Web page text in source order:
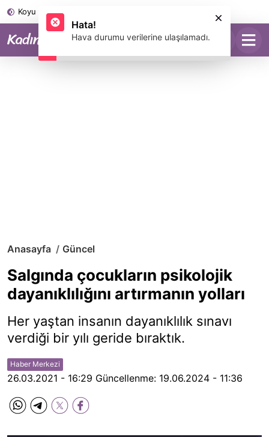
Koyu Mod
Anasayfa Güncel
Salgında çocukların psikolojik
dayanıklılığını artırmanın yolları
Her yaştan insanın dayanıklılık sınavı
verdiği bir yılı geride bıraktık.
Haber Merkezi
26.03.2021 - 16:29 Güncellenme: 19.06.2024 - 11:36